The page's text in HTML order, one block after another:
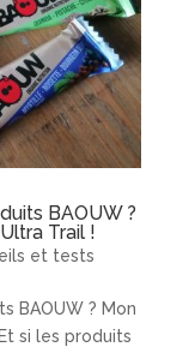
BAOUW ?
Trail !
et tests
BAOUW ? Mon
si les produits